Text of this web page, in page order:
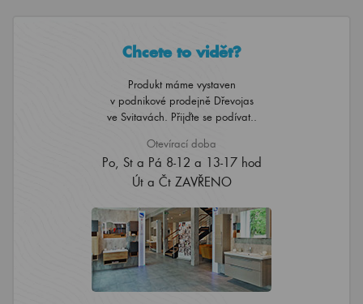
Chcete to vidět?
Produkt máme vystaven
v podnikové prodejně Dřevojas
ve Svitavách. Přijďte se podívat..
Otevírací doba
Po, St a Pá 8-12 a 13-17 hod
Út a Čt ZAVŘENO